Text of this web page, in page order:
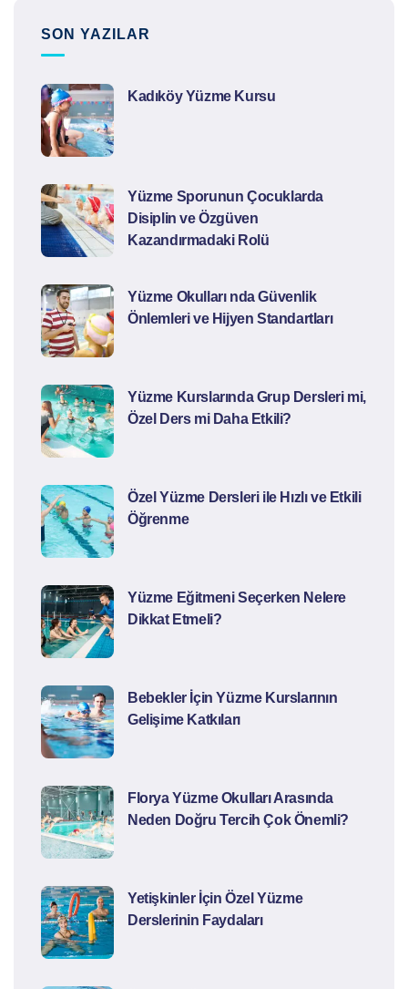
SON YAZILAR
Kadıköy Yüzme Kursu
Yüzme Sporunun Çocuklarda
Disiplin ve Özgüven
Kazandırmadaki Rolü
Yüzme Okulları nda Güvenlik
Önlemleri ve Hijyen Standartları
Yüzme Kurslarında Grup Dersleri mi,
Özel Ders mi Daha Etkili?
Özel Yüzme Dersleri ile Hızlı ve Etkili
Öğrenme
Yüzme Eğitmeni Seçerken Nelere
Dikkat Etmeli?
Bebekler İçin Yüzme Kurslarının
Gelişime Katkıları
Florya Yüzme Okulları Arasında
Neden Doğru Tercih Çok Önemli?
Yetişkinler İçin Özel Yüzme
Derslerinin Faydaları